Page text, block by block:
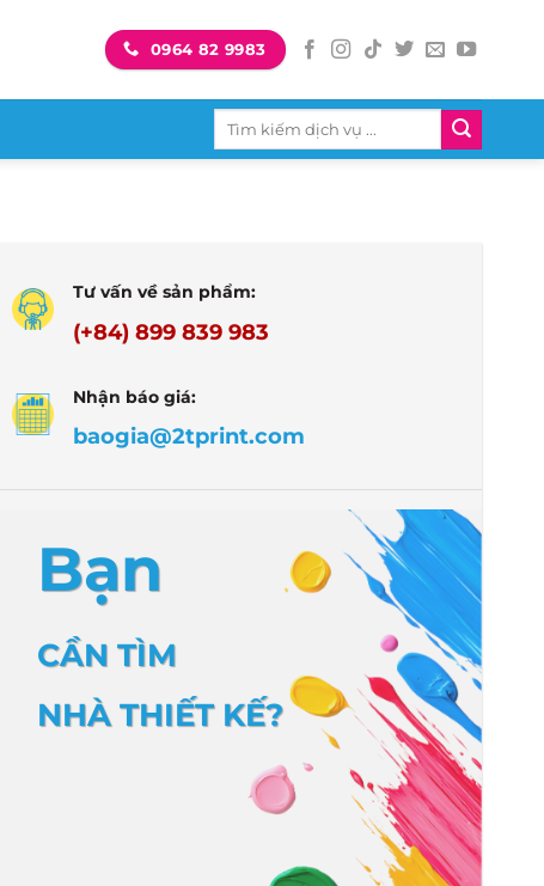
0964 82 9983
Tìm
Tư vấn về sản phẩm:
(+84) 899 839 983
Nhận báo giá:
baogia@2tprint.com
Bạn
CẦN TÌM
NHÀ THIẾT KẾ?